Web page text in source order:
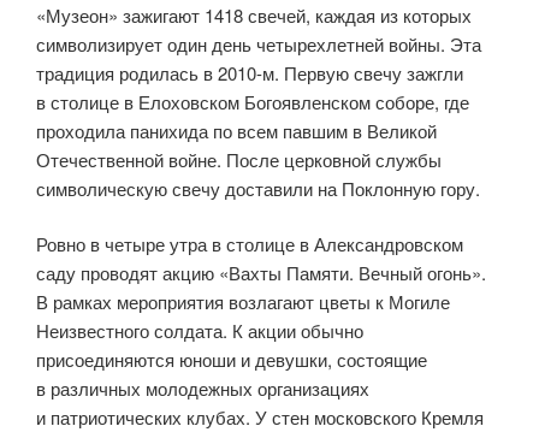
«Музеон» зажигают 1418 свечей, каждая из которых
символизирует один день четырехлетней войны. Эта
традиция родилась в 2010-м. Первую свечу зажгли
в столице в Елоховском Богоявленском соборе, где
проходила панихида по всем павшим в Великой
Отечественной войне. После церковной службы
символическую свечу доставили на Поклонную гору.
Ровно в четыре утра в столице в Александровском
саду проводят акцию «Вахты Памяти. Вечный огонь».
В рамках мероприятия возлагают цветы к Могиле
Неизвестного солдата. К акции обычно
присоединяются юноши и девушки, состоящие
в различных молодежных организациях
и патриотических клубах. У стен московского Кремля